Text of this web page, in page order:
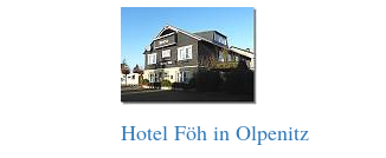
Hotel Föh in Olpenitz